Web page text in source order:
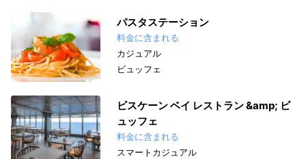
パスタステーション
料金に含まれる
カジュアル
ビュッフェ
ビスケーン ベイ レストラン &amp; ビ
ュッフェ
料金に含まれる
スマートカジュアル